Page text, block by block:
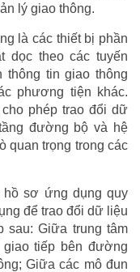
lý giao thông.
là các thiết bị phần
dọc theo các tuyến
tin giao thông
phương tiện khác.
phép trao đổi dữ
đường bộ và hệ
quan trọng trong các
hồ sơ ứng dụng quy
để trao đổi dữ liệu
sau: Giữa trung tâm
tiếp bên đường
Giữa các mô đun